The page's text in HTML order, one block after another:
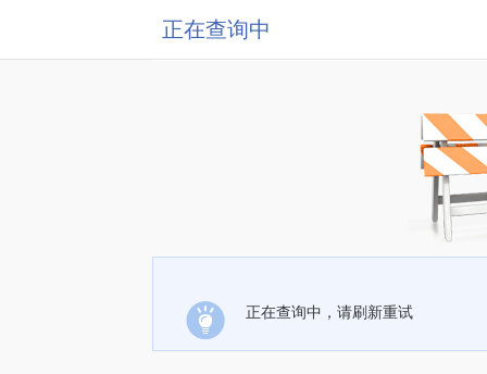
正在查询中
正在查询中，请刷新重试